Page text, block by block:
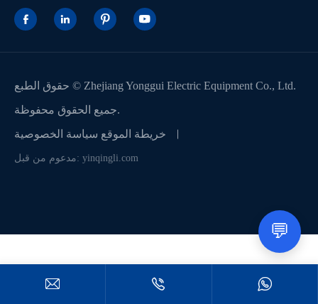
   
حقوق الطبع © Zhejiang Yonggui Electric Equipment Co., Ltd.
جميع الحقوق محفوظة.
خريطة الموقع سياسة الخصوصية
مدعوم من قبل: yinqingli.com
  
💬